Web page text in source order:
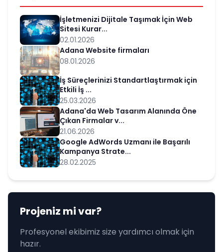
İşletmenizi Dijitale Taşımak İçin Web
Sitesi Kurar...
02.01.2026
Adana Website firmaları
08.01.2026
İş Süreçlerinizi Standartlaştırmak için
Etkili İş ...
25.03.2026
Adana'da Web Tasarım Alanında Öne
Çıkan Firmalar v...
21.06.2026
Google AdWords Uzmanı ile Başarılı
Kampanya Strate...
28.02.2025
Projeniz mi var?
Profesyonel ekibimiz size yardımcı olmak için
hazır.